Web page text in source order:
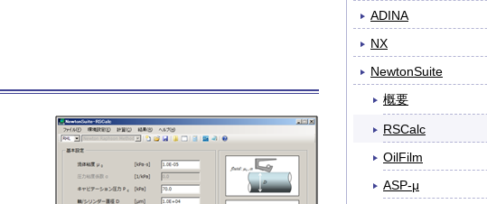
ADINA
NX
NewtonSuite
概要
RSCalc
OilFilm
ASP-μ